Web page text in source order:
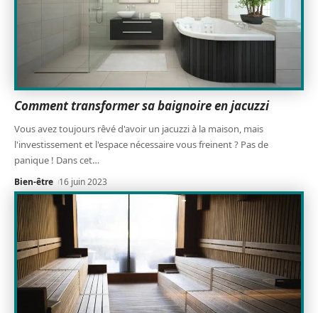
Comment transformer sa baignoire en jacuzzi
Vous avez toujours rêvé d'avoir un jacuzzi à la maison, mais
l'investissement et l'espace nécessaire vous freinent ? Pas de
panique ! Dans cet…
Bien-être 16 juin 2023